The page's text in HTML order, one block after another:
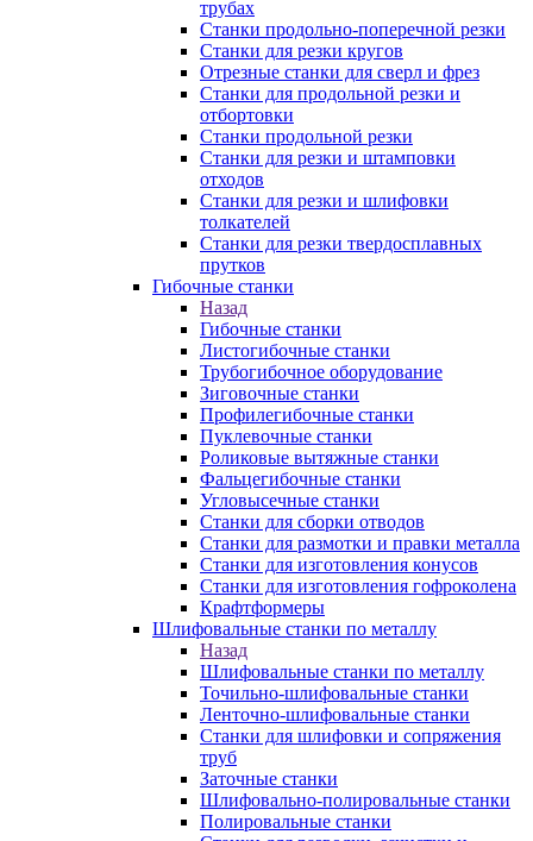
трубаx
Станки продольно-поперечной резки
Станки для резки кругов
Отрезные станки для сверл и фрез
Станки для продольной резки и
отбортовки
Станки продольной резки
Станки для резки и штамповки
отходов
Станки для резки и шлифовки
толкателей
Станки для резки твердосплавных
прутков
Гибочные станки
Назад
Гибочные станки
Листогибочные станки
Трубогибочное оборудование
Зиговочные станки
Профилегибочные станки
Пуклевочные станки
Роликовые вытяжные станки
Фальцегибочные станки
Угловысечные станки
Станки для сборки отводов
Станки для размотки и правки металла
Станки для изготовления конусов
Станки для изготовления гофроколена
Крафтформеры
Шлифовальные станки по металлу
Назад
Шлифовальные станки по металлу
Точильно-шлифовальные станки
Ленточно-шлифовальные станки
Станки для шлифовки и сопряжения
труб
Заточные станки
Шлифовально-полировальные станки
Полировальные станки